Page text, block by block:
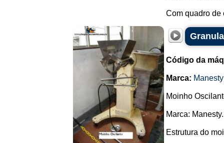
Com quadro de
Código da
Marca: Manesty
Moinho
Marca: Manesty.
Estrutura do